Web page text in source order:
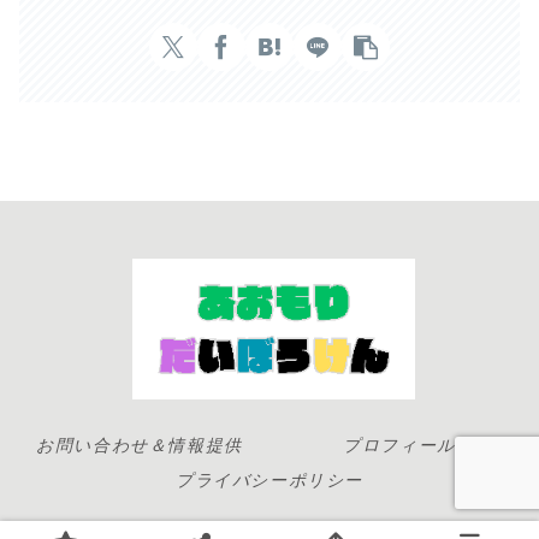
お問い合わせ＆情報提供
プロフィール
プライバシーポリシー